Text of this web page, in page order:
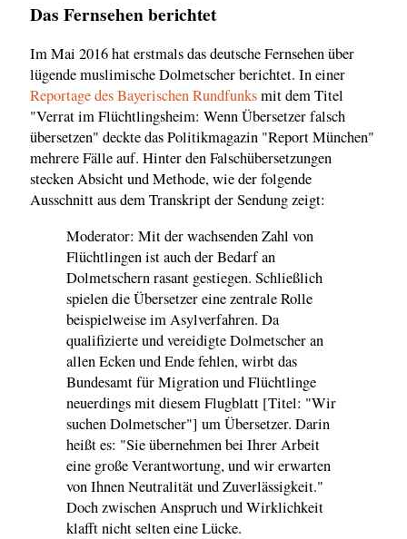
Das Fernsehen berichtet
Im Mai 2016 hat erstmals das deutsche Fernsehen über
lügende muslimische Dolmetscher berichtet. In einer
Reportage des Bayerischen Rundfunksmit dem Titel
"Verrat im Flüchtlingsheim: Wenn Übersetzer falsch
übersetzen" deckte das Politikmagazin "Report München"
mehrere Fälle auf. Hinter den Falschübersetzungen
stecken Absicht und Methode, wie der folgende
Ausschnitt aus dem Transkript der Sendung zeigt:
Moderator: Mit der wachsenden Zahl von
Flüchtlingen ist auch der Bedarf an
Dolmetschern rasant gestiegen. Schließlich
spielen die Übersetzer eine zentrale Rolle
beispielweise im Asylverfahren. Da
qualifizierte und vereidigte Dolmetscher an
allen Ecken und Ende fehlen, wirbt das
Bundesamt für Migration und Flüchtlinge
neuerdings mit diesem Flugblatt [Titel: "Wir
suchen Dolmetscher"] um Übersetzer. Darin
heißt es: "Sie übernehmen bei Ihrer Arbeit
eine große Verantwortung, und wir erwarten
von Ihnen Neutralität und Zuverlässigkeit."
Doch zwischen Anspruch und Wirklichkeit
klafft nicht selten eine Lücke.